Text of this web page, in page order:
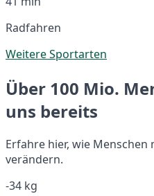
Radfahren
Weitere Sportarten
Über 100 Mio.
uns bereits
Erfahre hier, wie Menschen
verändern.
-34 kg